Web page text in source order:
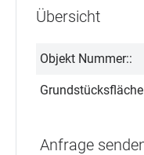
Übersicht
Objekt Nummer::
Anfrage